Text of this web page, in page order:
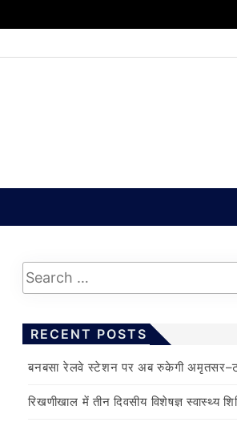
RECENT POSTS
बनबसा रेलवे स्टेशन पर अब रुकेगी
रिखणीखाल में तीन दिवसीय विशेषज्ञ स्वास्थ्य